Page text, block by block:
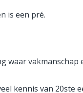
is een pré.
waar vakmanschap
kennis van 20ste